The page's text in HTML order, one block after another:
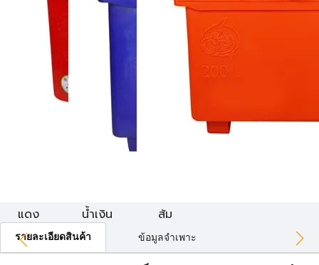
แดง น้ำเงิน ส้ม
รายละเอียดสินค้า ข้อมูลจำเพาะ